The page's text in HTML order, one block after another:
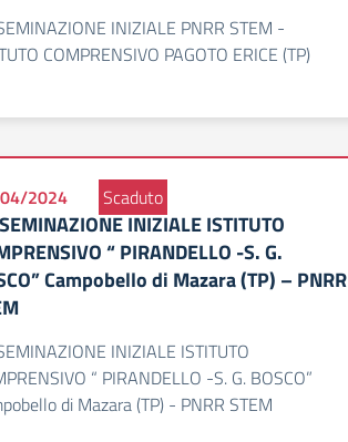
INIZIALE PNRR STEM -
COMPRENSIVO PAGOTO ERICE (TP)
2024 Scaduto
INIZIALE ISTITUTO
“ PIRANDELLO -S. G.
Campobello di Mazara (TP) – PNRR
INIZIALE ISTITUTO
“ PIRANDELLO -S. G. BOSCO”
di Mazara (TP) - PNRR STEM